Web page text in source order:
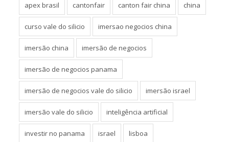
apex brasil cantonfair canton fair china china
curso vale do silicio imersao negocios china
imersão china imersão de negocios
imersão de negocios panama
imersão de negocios vale do silicio imersão israel
imersão vale do silicio inteligência artificial
investir no panama israel lisboa